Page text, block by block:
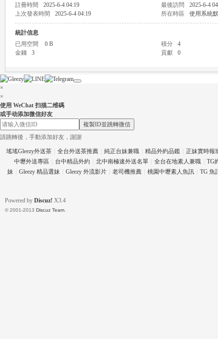
eez
註冊時間
2025-6-4 04:19 最後訪問
2025-6-4
上次發表時間
2025-6-4 04:19 所在時區 使用系統
統計信息
已用空間
0 B 積分
4
金錢
3 貢獻 0
×
×
使用 WeChat 扫描二维碼
或手动添加微信好友
複製ID並跳轉微信
請跳轉後，手動添加好友，謝謝
瑤瑤Gleezy外送茶 全台外送茶推薦 純正台妹兼職 精品外約品鑑
正妹實時報
中壢外送專區
台中精品外約 北中南極速外送名單 全台在地素人兼職
TG
妹
Gleezy 精品選妹 Gleezy 外流影片 老司機推薦 桃園中壢素人魚訊 TG 魚
Powered by Discuz! X3.4
© 2001-2013 Discuz Team.